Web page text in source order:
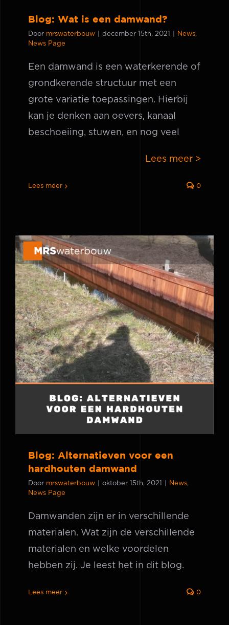
Blog: Wat is een damwand?
Door mrswaterbouw december 15th, 2021 News,
News Page
Een damwand is een waterkerende of
grondkerende structuur met een
grote variatie toepassingen. Hierbij
kan je denken aan oevers, kanaal
beschoeiing, stuwen, en nog veel
Lees meer >
Lees meer 0
Blog: Alternatieven voor een
hardhouten damwand
Blog: Alternatieven voor een
hardhouten damwand
Door mrswaterbouw oktober 15th, 2021 News,
News Page
Damwanden zijn er in verschillende
materialen. Wat zijn de verschillende
materialen en welke voordelen
hebben zij. Je leest het in dit blog.
Lees meer 0